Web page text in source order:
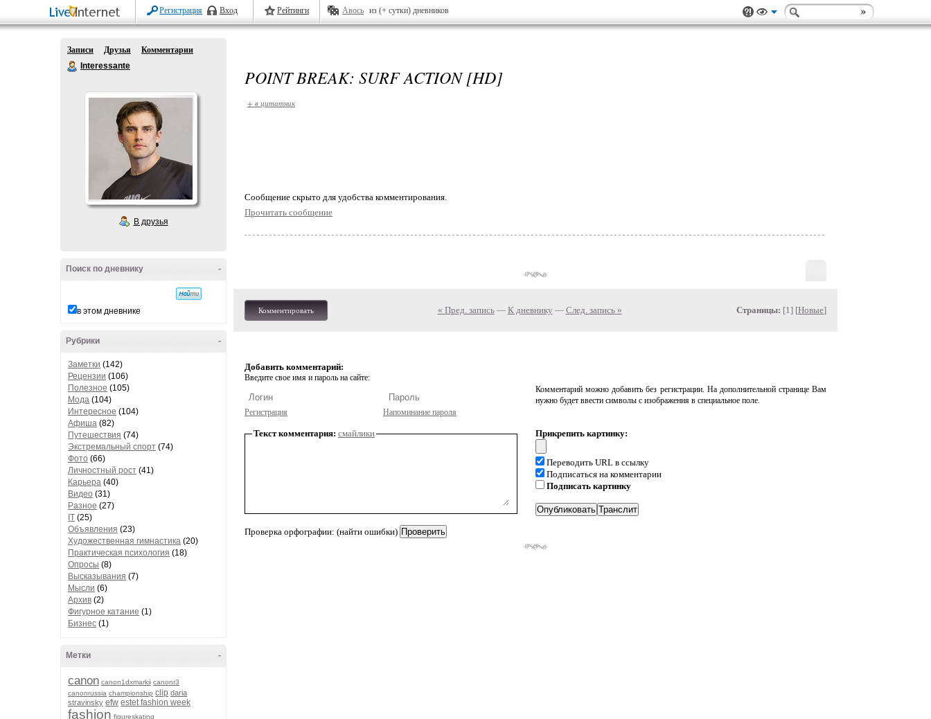
Регистрация Вход Рейтинги Авось из (+ сутки) дневников
Записи Друзья
Комментарии
Interessante
В друзья
-
Поиск по дневнику
в этом дневнике
-
Рубрики
Заметки (142)
Рецензии (106)
Полезное (105)
Мода (104)
Интересное (104)
Афиша (82)
Путешествия (74)
Экстремальный спорт (74)
Фото (66)
Личностный рост (41)
Карьера (40)
Видео (31)
Разное (27)
IT (25)
Объявления (23)
Художественная гимнастика (20)
Практическая психология (18)
Опросы (8)
Высказывания (7)
Мысли (6)
Архив (2)
Фигурное катание (1)
Бизнес (1)
-
Метки
canon canon1dxmarkii canonr3
canonrussia championship clip daria
stravinsky efw estet fashion week
fashion figureskating
POINT BREAK: SURF ACTION [HD]
+ в цитатник
Cообщение скрыто для удобства комментирования.
Прочитать сообщение
Комментировать « Пред. запись— К дневнику — След. запись » Страницы: [1] [Новые]
Добавить комментарий:
Введите свое имя и пароль на сайте:
Регистрация Напоминание пароля
Комментарий можно добавить без регистрации. На дополнительной странице Вам
нужно будет ввести символы с изображения в специальное поле.
Текст комментария: смайлики
Проверка орфографии: (найти ошибки)
Прикрепить картинку:
Переводить URL в ссылку
Подписаться на комментарии
Подписать картинку